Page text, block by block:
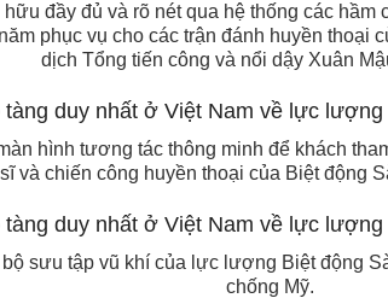
đầy đủ và rõ nét qua hệ thống các
phục vụ cho các trận đánh huyền thoại
dịch Tổng tiến công và nổi dậy Xuân
hình tương tác thông minh để khách
sĩ và chiến công huyền thoại của Biệt động
sưu tập vũ khí của lực lượng Biệt động
chống Mỹ.